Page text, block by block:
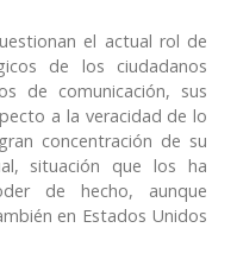
el actual rol de
de los ciudadanos
de comunicación, sus
a la veracidad de lo
concentración de su
situación que los ha
de hecho, aunque
en Estados Unidos